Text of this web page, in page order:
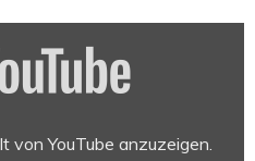
von YouTube anzuzeigen.